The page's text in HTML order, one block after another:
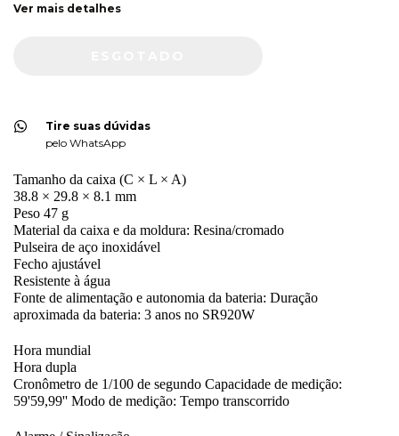
Ver mais detalhes
Tire suas dúvidas
pelo WhatsApp
Tamanho da caixa (C × L × A)
38.8 × 29.8 × 8.1 mm
Peso 47 g
Material da caixa e da moldura: Resina/cromado
Pulseira de aço inoxidável
Fecho ajustável
Resistente à água
Fonte de alimentação e autonomia da bateria: Duração
aproximada da bateria: 3 anos no SR920W
Hora mundial
Hora dupla
Cronômetro de 1/100 de segundo Capacidade de medição:
59'59,99'' Modo de medição: Tempo transcorrido